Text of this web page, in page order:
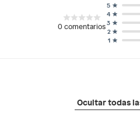
0comentarios
1
2
3
4
5
Ocultar todas